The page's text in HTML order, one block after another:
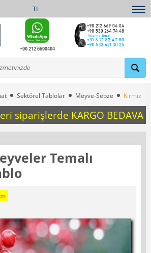
TL
+90 212 6690404
Sektörel Tablolar Meyve-Sebze Kırmızı
siparişlerde KARGO BEDAVA
Temalı